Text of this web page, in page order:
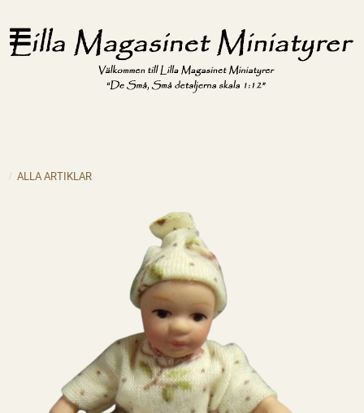
ALLA ARTIKLAR